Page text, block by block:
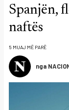
Spanjën,
naftës
5 MUAJ MË PARË
nga